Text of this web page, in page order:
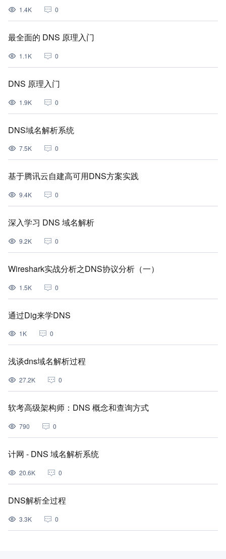
1.4K 0
最全面的 DNS 原理入门
1.1K 0
DNS 原理入门
1.9K 0
DNS域名解析系统
7.5K 0
基于腾讯云自建高可用DNS方案实践
9.4K 0
深入学习 DNS 域名解析
9.2K 0
Wireshark实战分析之DNS协议分析（一）
1.5K 0
通过Dig来学DNS
1K 0
浅谈dns域名解析过程
27.2K 0
软考高级架构师：DNS 概念和查询方式
790 0
计网 - DNS 域名解析系统
20.6K 0
DNS解析全过程
3.3K 0